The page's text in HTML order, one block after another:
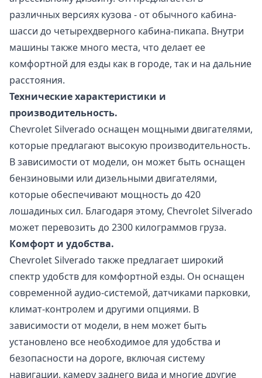
различных версиях кузова - от обычного кабина-
шасси до четырехдверного кабина-пикапа. Внутри
машины также много места, что делает ее
комфортной для езды как в городе, так и на дальние
расстояния.
Технические характеристики и
производительность.
Chevrolet Silverado оснащен мощными двигателями,
которые предлагают высокую производительность.
В зависимости от модели, он может быть оснащен
бензиновыми или дизельными двигателями,
которые обеспечивают мощность до 420
лошадиных сил. Благодаря этому, Chevrolet Silverado
может перевозить до 2300 килограммов груза.
Комфорт и удобства.
Chevrolet Silverado также предлагает широкий
спектр удобств для комфортной езды. Он оснащен
современной аудио-системой, датчиками парковки,
климат-контролем и другими опциями. В
зависимости от модели, в нем может быть
установлено все необходимое для удобства и
безопасности на дороге, включая систему
навигации, камеру заднего вида и многие другие